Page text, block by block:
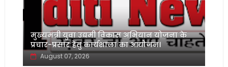
मुख्यमंत्री युवा उद्यमी विकास अभियान योजना के
प्रचार-प्रसार हेतु कार्यशाला का आयोजन।
August 07, 2026